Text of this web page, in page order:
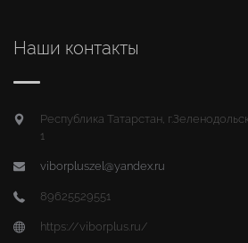
Наши контакты
Республика Татарстан,
1
viborpluszel@yandex.ru
89625529551
https://viborplus.ru/